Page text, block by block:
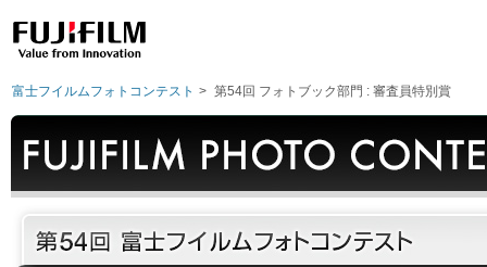
富士フイルムフォトコンテスト > 第54回 フォトブック部門 : 審査員特別賞